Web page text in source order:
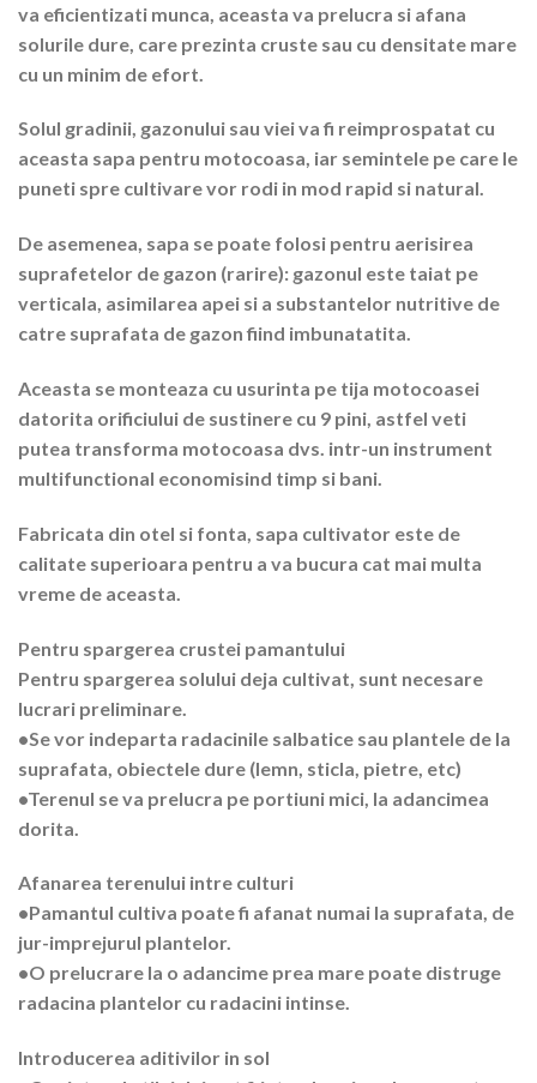
va eficientizati munca, aceasta va prelucra si afana
solurile dure, care prezinta cruste sau cu densitate mare
cu un minim de efort.
Solul gradinii, gazonului sau viei va fi reimprospatat cu
aceasta sapa pentru motocoasa, iar semintele pe care le
puneti spre cultivare vor rodi in mod rapid si natural.
De asemenea, sapa se poate folosi pentru aerisirea
suprafetelor de gazon (rarire): gazonul este taiat pe
verticala, asimilarea apei si a substantelor nutritive de
catre suprafata de gazon fiind imbunatatita.
Aceasta se monteaza cu usurinta pe tija motocoasei
datorita orificiului de sustinere cu 9 pini, astfel veti
putea transforma motocoasa dvs. intr-un instrument
multifunctional economisind timp si bani.
Fabricata din otel si fonta, sapa cultivator este de
calitate superioara pentru a va bucura cat mai multa
vreme de aceasta.
Pentru spargerea crustei pamantului
Pentru spargerea solului deja cultivat, sunt necesare
lucrari preliminare.
•Se vor indeparta radacinile salbatice sau plantele de la
suprafata, obiectele dure (lemn, sticla, pietre, etc)
•Terenul se va prelucra pe portiuni mici, la adancimea
dorita.
Afanarea terenului intre culturi
•Pamantul cultiva poate fi afanat numai la suprafata, de
jur-imprejurul plantelor.
•O prelucrare la o adancime prea mare poate distruge
radacina plantelor cu radacini intinse.
Introducerea aditivilor in sol